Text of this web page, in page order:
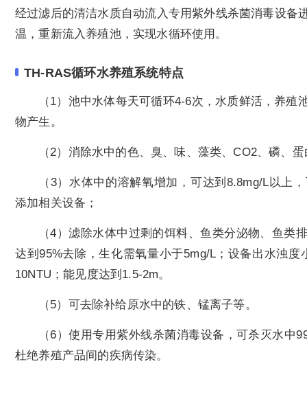
经过滤后的清洁水质自动流入专用紫外线杀菌消毒设备
温，重新流入养殖池，实现水循环使用。
TH-RAS循环水养殖系统特点
（1）池中水体每天可循环4-6次，水质鲜活，养
物产生。
（2）消除水中的色、臭、味、藻类、CO2、磷、
（3）水体中的溶解氧增加，可达到8.8mg/L以上
添加相关设备；
（4）滤除水体中过剩的饵料、鱼类分泌物、鱼类
达到95%去除，生化需氧量小于5mg/L；设备出水浊
10NTU；能见度达到1.5-2m。
（5）可去除补给原水中的铁、锰离子等。
（6）使用专用紫外线杀菌消毒设备，可杀灭水中
杜绝养殖产品间的疾病传染。